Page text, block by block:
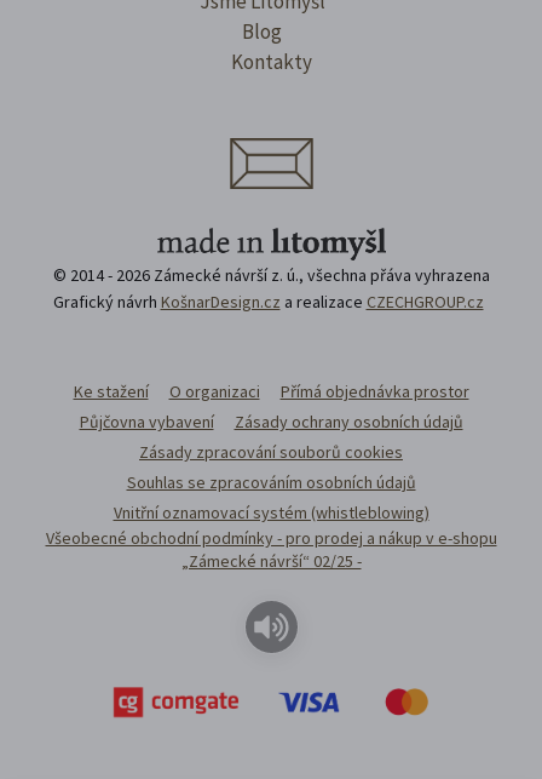
Blog
Kontakty
© 2014 - 2026 Zámecké návrší z. ú., všechna přáva vyhrazena
Grafický návrh KošnarDesign.cz a realizace CZECHGROUP.cz
Ke stažení O organizaci
Přímá objednávka prostor
Půjčovna vybavení
Zásady ochrany osobních údajů
Zásady zpracování souborů cookies
Souhlas se zpracováním osobních údajů
Vnitřní oznamovací systém (whistleblowing)
Všeobecné obchodní podmínky - pro prodej a nákup v e-shopu
„Zámecké návrší“ 02/25 -